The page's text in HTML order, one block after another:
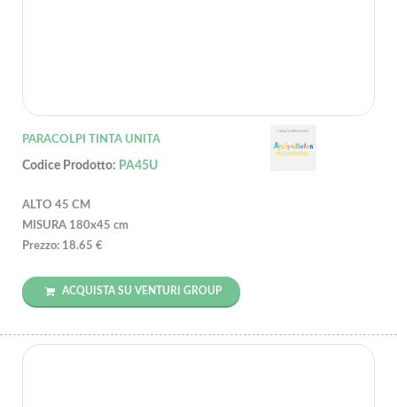
PARACOLPI TINTA UNITA
Codice Prodotto: PA45U
ALTO 45 CM
MISURA 180x45 cm
Prezzo: 18.65 €
ACQUISTA SU VENTURI GROUP